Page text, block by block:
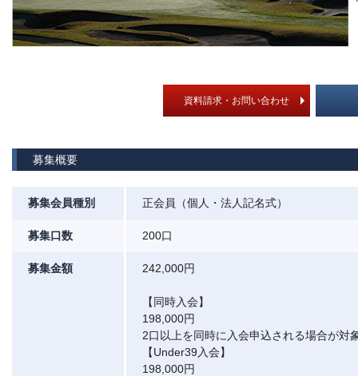
資料請求・お問い合わせ
募集概要
募集会員種別 正会員（個人・法人記名式）
募集口数 200口
募集金額 242,000円
【同時入会】
198,000円
2口以上を同時に入会申込される場合が対
【Under39入会】
198,000円